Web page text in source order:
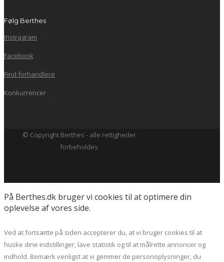
Følg Berthes
Instragram
Facebook
Find forhandlere
Konkurrencer
© Copyright Berthes - alle rettigheder
forbeholdes
På Berthes.dk bruger vi cookies til at optimere din
oplevelse af vores side.
Ved at fortsætte på siden accepterer du, at vi bruger cookies til at
huske dine indstillinger, lave statistik og til at målrette annoncer og
indhold. Bemærk venligst at vi gemmer de personoplysninger, du